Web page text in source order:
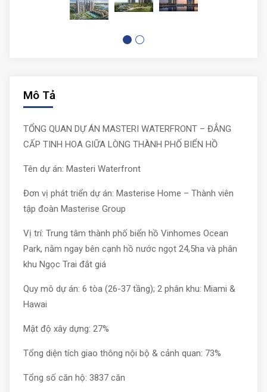
Mô Tả
TỔNG QUAN DỰ ÁN MASTERI WATERFRONT – ĐẲNG
CẤP TINH HOA GIỮA LÒNG THÀNH PHỐ BIỂN HỒ
Tên dự án: Masteri Waterfront
Đơn vị phát triển dự án: Masterise Home – Thành viên
tập đoàn Masterise Group
Vị trí: Trung tâm thành phố biển hồ Vinhomes Ocean
Park, nằm ngay bên cạnh hồ nước ngọt 24,5ha và phân
khu Ngọc Trai đắt giá
Quy mô dự án: 6 tòa (26-37 tầng); 2 phân khu: Miami &
Hawai
Mật độ xây dựng: 27%
Tổng diện tích giao thông nội bộ & cảnh quan: 73%
Tổng số căn hộ: 3837 căn